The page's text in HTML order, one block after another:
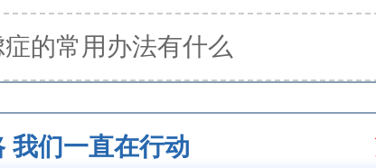
的常用办法有什么
我们一直在行动